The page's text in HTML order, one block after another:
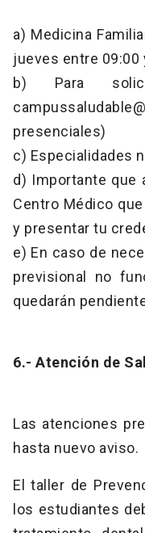
a) Medicina
jueves entre 09:00
b) Para
presenciales)
c) Especialidades
d) Importante que
Centro Médico
y presentar tu
e) En caso de
previsional no
quedarán
6.- Atención de
Las atenciones
hasta nuevo aviso.
El taller de
los estudiantes